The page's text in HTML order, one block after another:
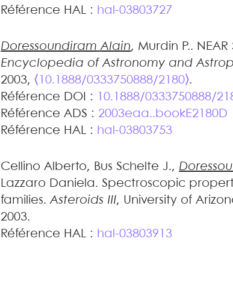
Référence HAL : hal-03803727
Doressoundiram Alain, Murdin P..
Encyclopedia of Astronomy and
2003,⟨10.1888/0333750888/2180⟩.
Référence DOI :
10.1888/0333750888/
Référence ADS : 2003eaa..bookE2180D
Référence HAL : hal-03803753
Cellino Alberto, Bus Schelte J.,
Lazzaro Daniela.Spectroscopic
families.Asteroids III, University of
2003.
Référence HAL : hal-03803913